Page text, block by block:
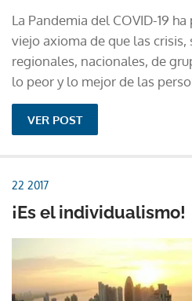
La Pandemia del COVID-19
viejo axioma de que las crisis,
regionales, nacionales, de
lo peor y lo mejor de las
VER POST
22 2017
¡Es el individualismo!